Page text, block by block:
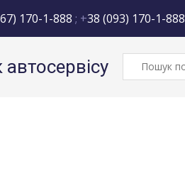
170-1-888 ; +38 (093) 170-1-888